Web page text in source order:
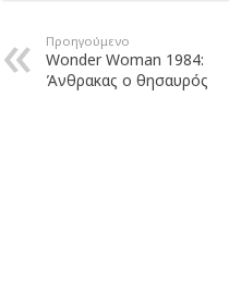
Προηγούμενο
Wonder Woman 1984:
Άνθρακας ο θησαυρός